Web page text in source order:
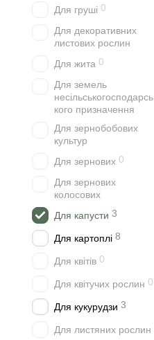
Для груші 0
Для декоративних
листових рослин
Для жита 0
Для земель
несільськогосподарсь
кого призначення
Для зернобобових
культур
Для зернових 0
Для зернових
колосових
Для капусти 3
Для картоплі 8
Для квітів 0
Для квітучих рослин 0
Для кукурудзи 3
Для листяних рослин